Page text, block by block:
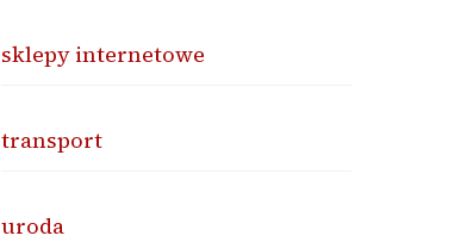
sklepy internetowe
transport
uroda